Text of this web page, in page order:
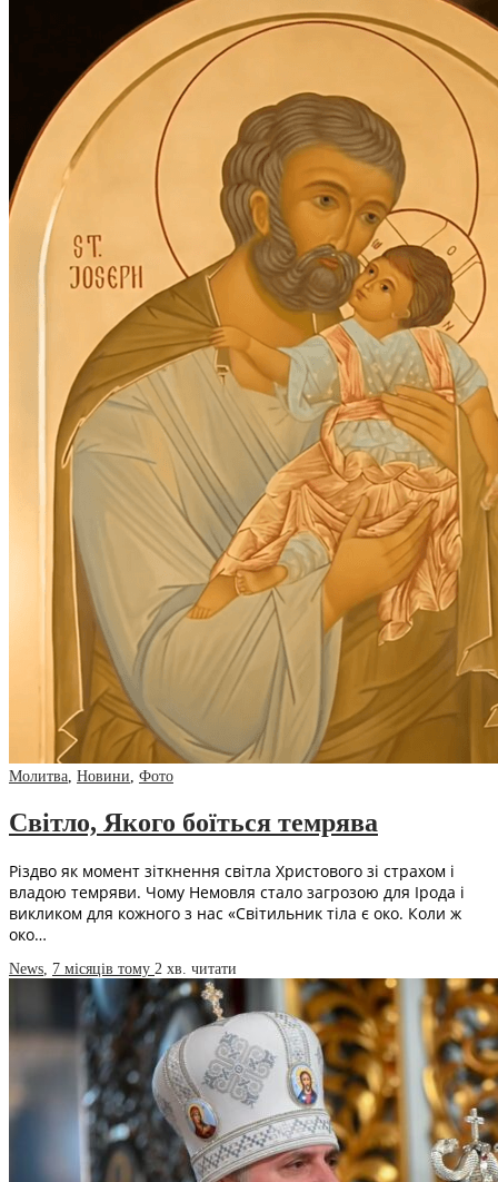
Молитва, Новини, Фото
Світло, Якого боїться темрява
Різдво як момент зіткнення світла Христового зі страхом і
владою темряви. Чому Немовля стало загрозою для Ірода і
викликом для кожного з нас «Світильник тіла є око. Коли ж
око…
News 7 місяців тому 2 хв. читати